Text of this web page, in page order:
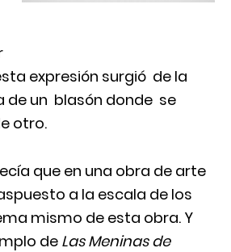
expresión surgió de la
de un blasón donde se
otro.
que en una obra de arte
a la escala de los
mismo de esta obra. Y
deLas Meninas de